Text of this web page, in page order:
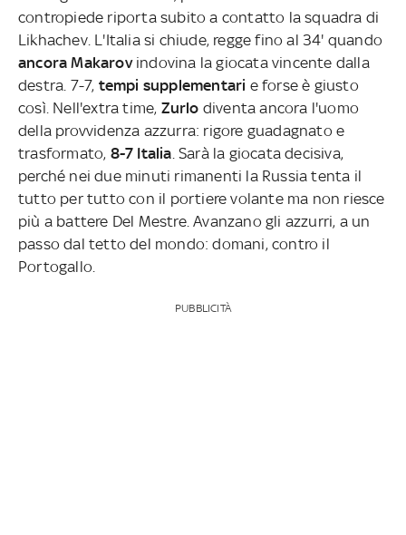
contropiede riporta subito a contatto la squadra di
Likhachev. L'Italia si chiude, regge fino al 34' quando
ancora Makarovindovina la giocata vincente dalla
destra. 7-7, tempi supplementari e forse è giusto
così. Nell'extra time, Zurlo diventa ancora l'uomo
della provvidenza azzurra: rigore guadagnato e
trasformato, 8-7 Italia . Sarà la giocata decisiva,
perché nei due minuti rimanenti la Russia tenta il
tutto per tutto con il portiere volante ma non riesce
più a battere Del Mestre. Avanzano gli azzurri, a un
passo dal tetto del mondo: domani, contro il
Portogallo.
PUBBLICITÀ